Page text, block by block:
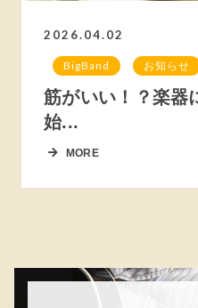
2026.04.02
BigBand お知らせ
筋がいい！？楽器
始...
MORE